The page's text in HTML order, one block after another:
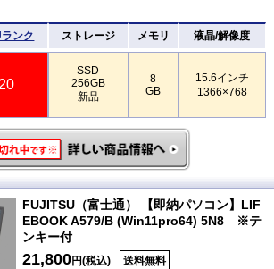
ンク ストレージ メモリ 液晶/解像度
20
SSD
256GB
新品
8
GB
15.6インチ
1366×768
FUJITSU（富士通） 【即納パソコン】LIF
EBOOK A579/B (Win11pro64) 5N8 ※テ
ンキー付
21,800円(税込) 送料無料